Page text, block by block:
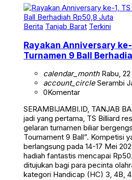
Berita Tanjab Barat Terkini
Rayakan Anniversary
Turnamen 9 Ball
calendar_monthRabu,
account_circleSerambi
0Komentar
SERAMBIJAMBI.ID, TANJAB
jadi yang pertama, TS Billiard
gelaran turnamen biliar
Tournament 9 Ball”. Kompetisi
berlangsung pada 14-17 Mei
hadiah fantastis mencapai
ditujukan bagi para pecinta
kategori Handicap (HC) 3, 4B,